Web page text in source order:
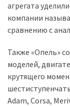
Події
(521)
(474)
Автозакон
(370)
агрегата
компании
сравнению с
Также «Опель»
моделей,
крутящего
Adam, Corsa,